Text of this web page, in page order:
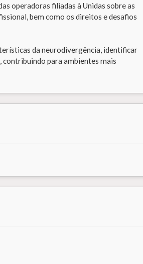
operadoras filiadas à Unidas sobre as
bem como os direitos e desafios
da neurodivergência, identificar
para ambientes mais